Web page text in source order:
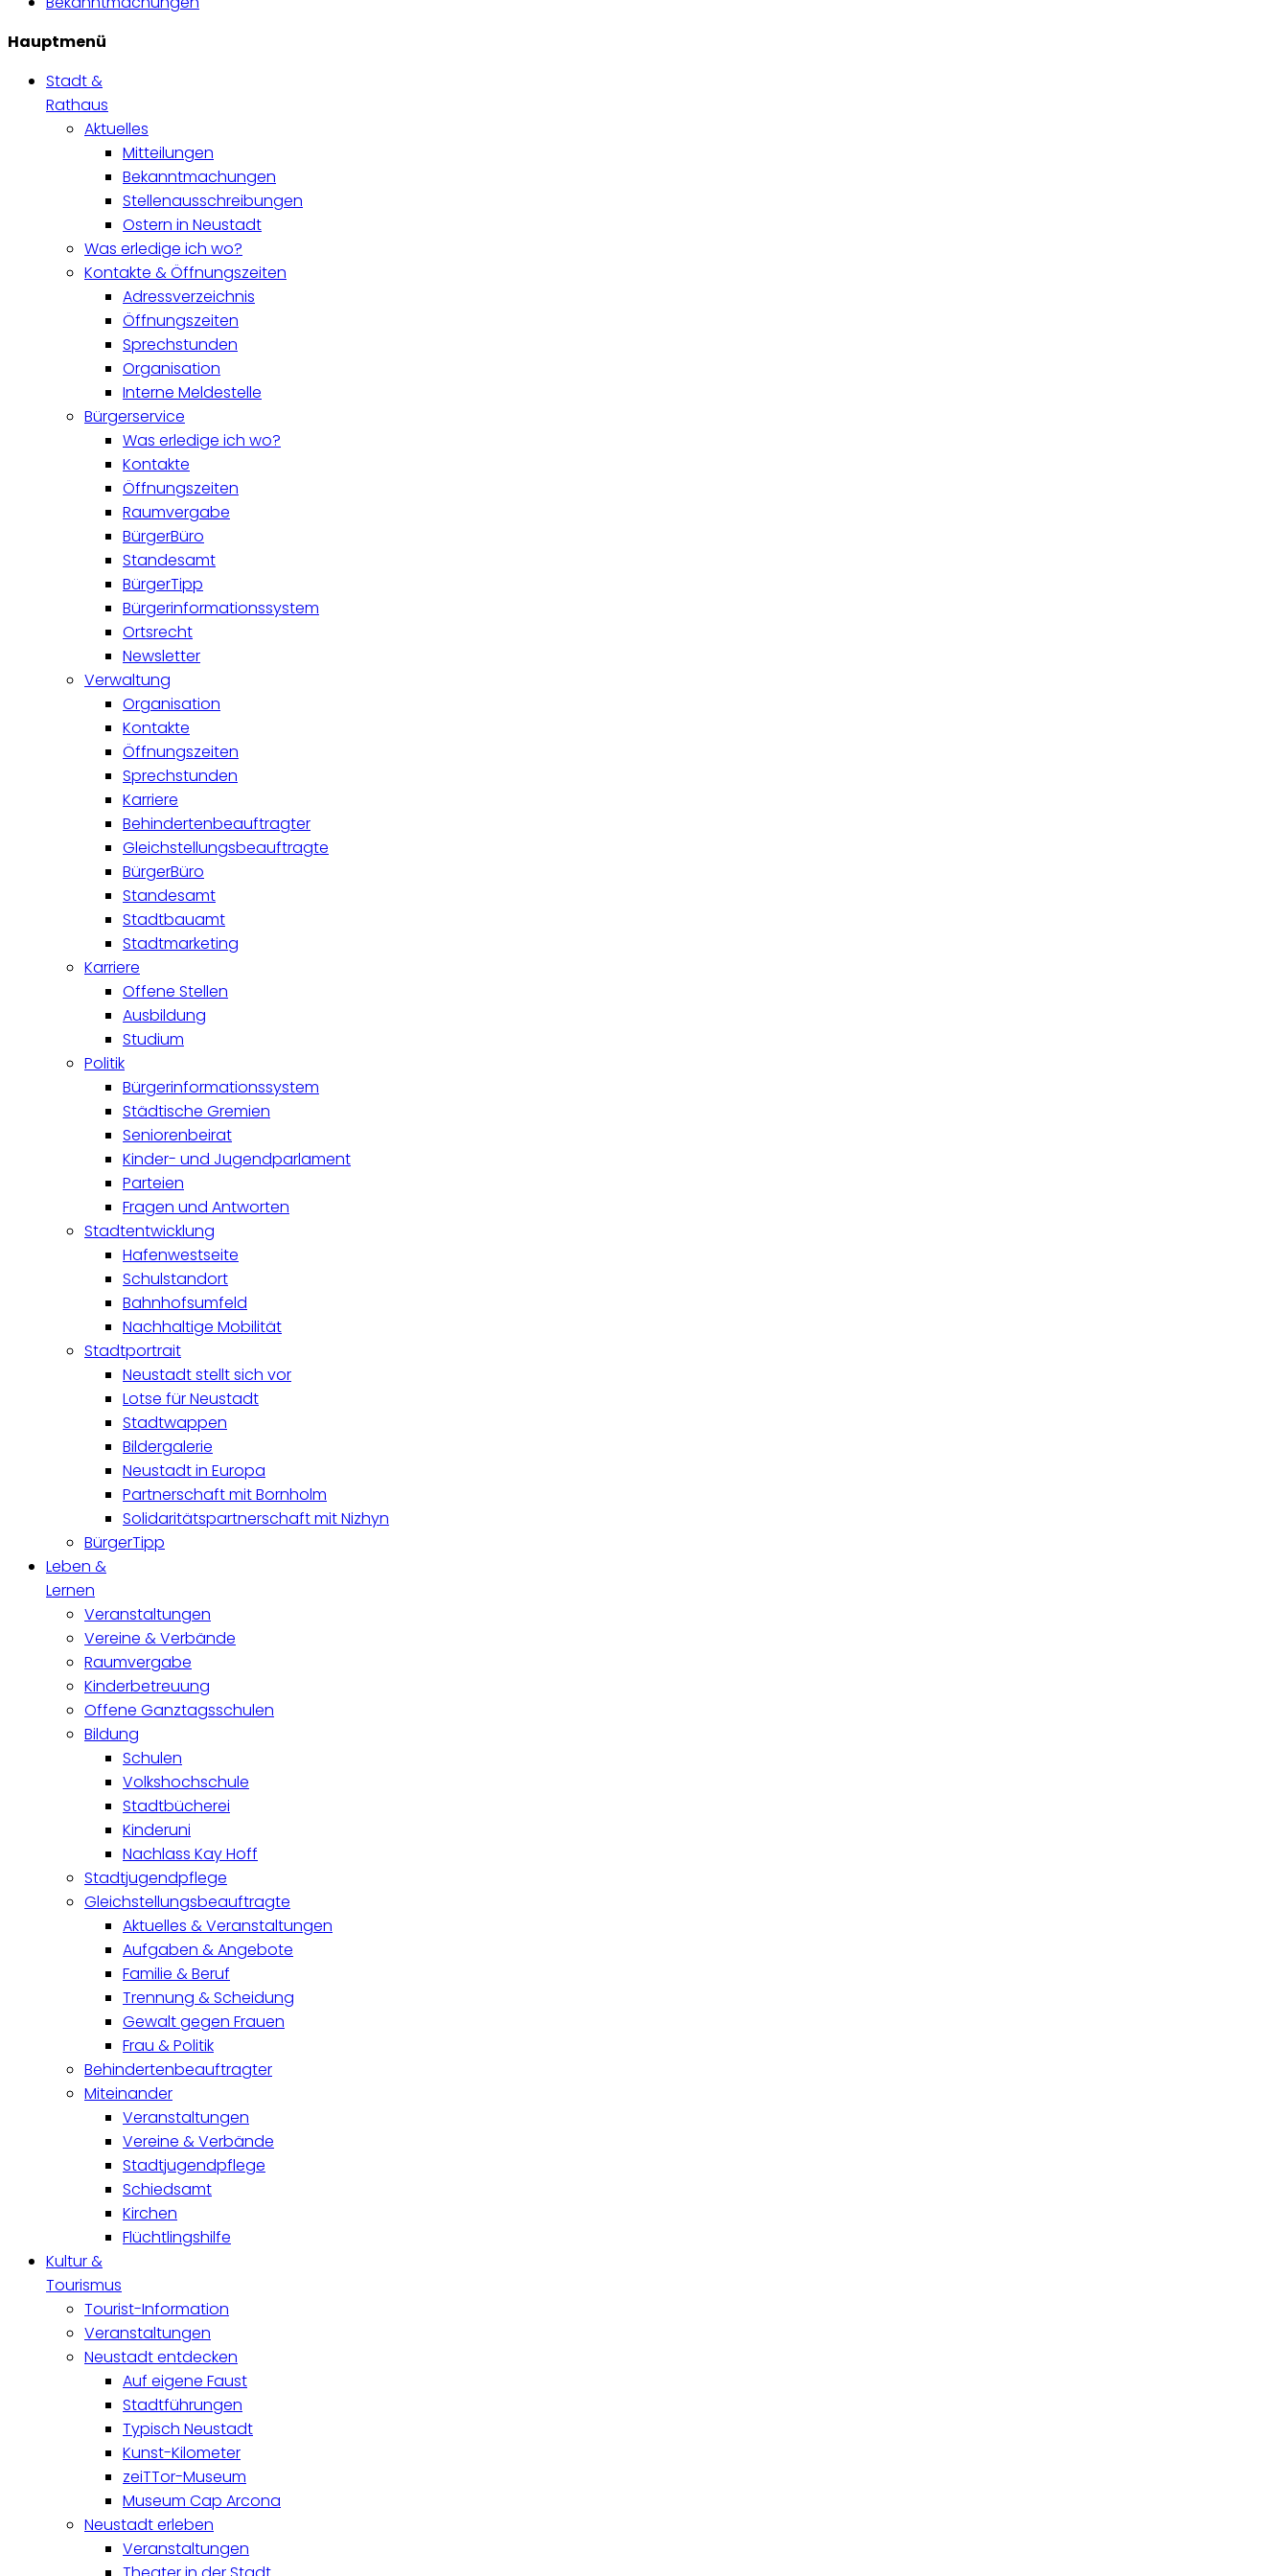
Hauptmenü
Stadt &
Rathaus
Aktuelles
Mitteilungen
Bekanntmachungen
Stellenausschreibungen
Ostern in Neustadt
Was erledige ich wo?
Kontakte & Öffnungszeiten
Adressverzeichnis
Öffnungszeiten
Sprechstunden
Organisation
Interne Meldestelle
Bürgerservice
Was erledige ich wo?
Kontakte
Öffnungszeiten
Raumvergabe
BürgerBüro
Standesamt
BürgerTipp
Bürgerinformationssystem
Ortsrecht
Newsletter
Verwaltung
Organisation
Kontakte
Öffnungszeiten
Sprechstunden
Karriere
Behindertenbeauftragter
Gleichstellungsbeauftragte
BürgerBüro
Standesamt
Stadtbauamt
Stadtmarketing
Karriere
Offene Stellen
Ausbildung
Studium
Politik
Bürgerinformationssystem
Städtische Gremien
Seniorenbeirat
Kinder- und Jugendparlament
Parteien
Fragen und Antworten
Stadtentwicklung
Hafenwestseite
Schulstandort
Bahnhofsumfeld
Nachhaltige Mobilität
Stadtportrait
Neustadt stellt sich vor
Lotse für Neustadt
Stadtwappen
Bildergalerie
Neustadt in Europa
Partnerschaft mit Bornholm
Solidaritätspartnerschaft mit Nizhyn
BürgerTipp
Leben &
Lernen
Veranstaltungen
Vereine & Verbände
Raumvergabe
Kinderbetreuung
Offene Ganztagsschulen
Bildung
Schulen
Volkshochschule
Stadtbücherei
Kinderuni
Nachlass Kay Hoff
Stadtjugendpflege
Gleichstellungsbeauftragte
Aktuelles & Veranstaltungen
Aufgaben & Angebote
Familie & Beruf
Trennung & Scheidung
Gewalt gegen Frauen
Frau & Politik
Behindertenbeauftragter
Miteinander
Veranstaltungen
Vereine & Verbände
Stadtjugendpflege
Schiedsamt
Kirchen
Flüchtlingshilfe
Kultur &
Tourismus
Tourist-Information
Veranstaltungen
Neustadt entdecken
Auf eigene Faust
Stadtführungen
Typisch Neustadt
Kunst-Kilometer
zeiTTor-Museum
Museum Cap Arcona
Neustadt erleben
Veranstaltungen